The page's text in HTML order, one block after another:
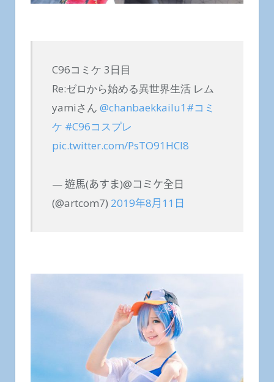
C96コミケ 3日目
Re:ゼロから始める異世界生活 レム
yamiさん @chanbaekkailu1 #コミ
ケ #C96コスプレ
pic.twitter.com/PsTO91HCl8
— 遊馬(あすま)@コミケ全日
(@artcom7) 2019年8月11日